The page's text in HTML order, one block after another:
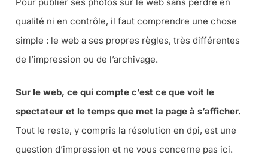
Pour publier ses photos sur le web sans perdre en
qualité ni en contrôle, il faut comprendre une chose
simple : le web a ses propres règles, très différentes
de l’impression ou de l’archivage.
Sur le web, ce qui compte c’est ce que voit le
spectateur et le temps que met la page à s’afficher.
Tout le reste, y compris la résolution en dpi, est une
question d’impression et ne vous concerne pas ici.